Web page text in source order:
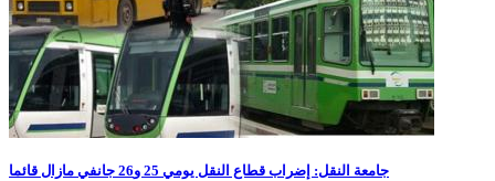
جامعة النقل: إضراب قطاع النقل يومي 25 و26 جانفي مازال قائما